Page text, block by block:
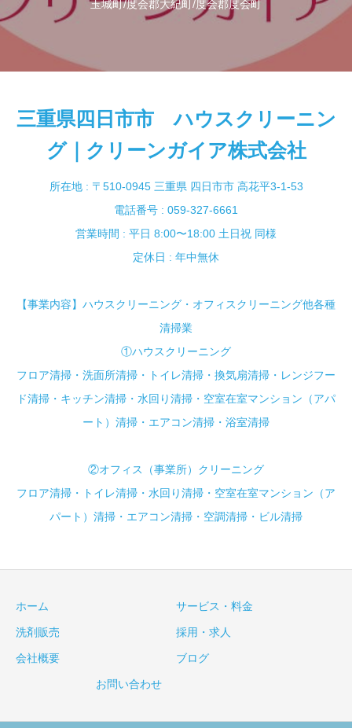
玉城町/度会郡大紀町/度会郡度会町
三重県四日市市 ハウスクリーニン
グ｜クリーンガイア株式会社
所在地 : 〒510-0945 三重県 四日市市 高花平3-1-53
電話番号 : 059-327-6661
営業時間 : 平日 8:00〜18:00 土日祝 同様
定休日 : 年中無休
【事業内容】ハウスクリーニング・オフィスクリーニング他各種
清掃業
①ハウスクリーニング
フロア清掃・洗面所清掃・トイレ清掃・換気扇清掃・レンジフー
ド清掃・キッチン清掃・水回り清掃・空室在室マンション（アパ
ート）清掃・エアコン清掃・浴室清掃
②オフィス（事業所）クリーニング
フロア清掃・トイレ清掃・水回り清掃・空室在室マンション（ア
パート）清掃・エアコン清掃・空調清掃・ビル清掃
ホーム サービス・料金
洗剤販売 採用・求人
会社概要 ブログ
お問い合わせ